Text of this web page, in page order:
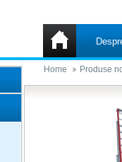
Home Produse